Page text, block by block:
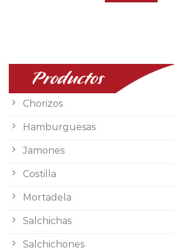
Productos
Chorizos
Hamburguesas
Jamones
Costilla
Mortadela
Salchichas
Salchichones